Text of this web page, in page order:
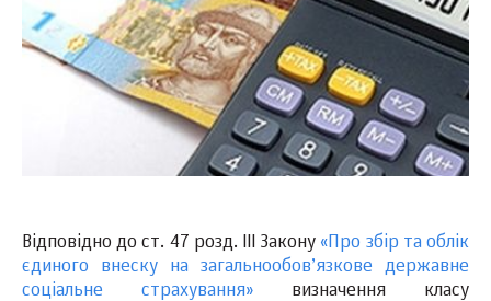
Відповідно до ст. 47 розд. ІІІ Закону «Про збір та облік
єдиного внеску на загальнообов’язкове державне
соціальне страхування» визначення класу